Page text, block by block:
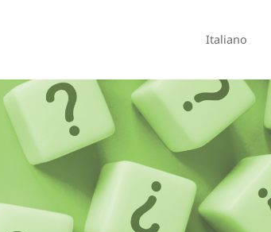
Italiano